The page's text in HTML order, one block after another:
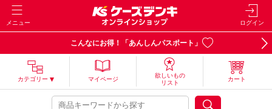
メニュー ログイン
こんなにお得！「あんしんパスポート」
カテゴリー マイページ
欲しいもの
リスト
カート